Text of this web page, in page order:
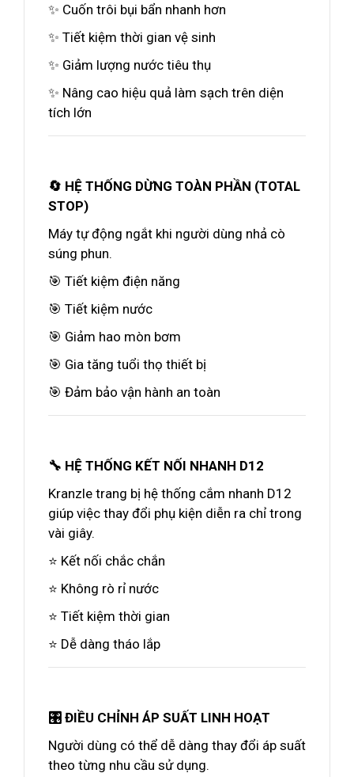
✨ Cuốn trôi bụi bẩn nhanh hơn
✨ Tiết kiệm thời gian vệ sinh
✨ Giảm lượng nước tiêu thụ
✨ Nâng cao hiệu quả làm sạch trên diện
tích lớn
🔄 HỆ THỐNG DỪNG TOÀN PHẦN (TOTAL
STOP)
Máy tự động ngắt khi người dùng nhả cò
súng phun.
🎯 Tiết kiệm điện năng
🎯 Tiết kiệm nước
🎯 Giảm hao mòn bơm
🎯 Gia tăng tuổi thọ thiết bị
🎯 Đảm bảo vận hành an toàn
🔧 HỆ THỐNG KẾT NỐI NHANH D12
Kranzle trang bị hệ thống cắm nhanh D12
giúp việc thay đổi phụ kiện diễn ra chỉ trong
vài giây.
⭐ Kết nối chắc chắn
⭐ Không rò rỉ nước
⭐ Tiết kiệm thời gian
⭐ Dễ dàng tháo lắp
🎛️ ĐIỀU CHỈNH ÁP SUẤT LINH HOẠT
Người dùng có thể dễ dàng thay đổi áp suất
theo từng nhu cầu sử dụng.